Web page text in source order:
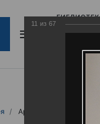
Артемовские луга – жемчужина
11 из 67